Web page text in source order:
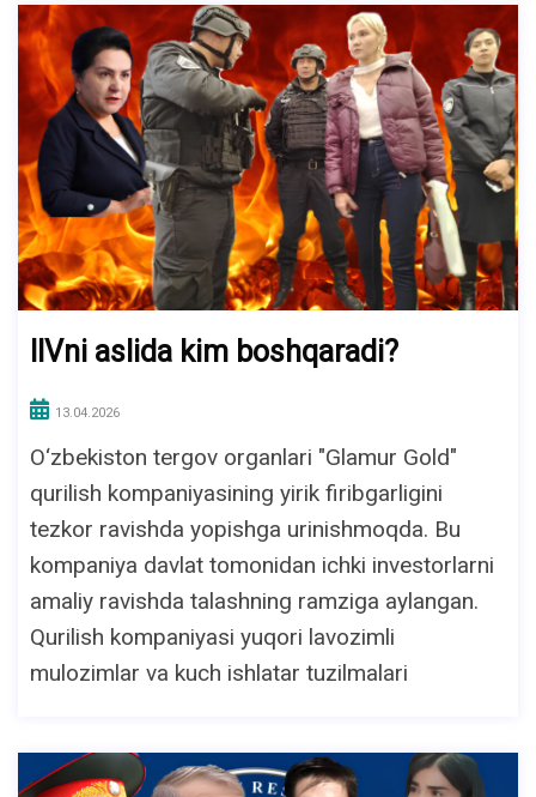
IIVni aslida kim boshqaradi?
13.04.2026
O‘zbekiston tergov organlari "Glamur Gold"
qurilish kompaniyasining yirik firibgarligini
tezkor ravishda yopishga urinishmoqda. Bu
kompaniya davlat tomonidan ichki investorlarni
amaliy ravishda talashning ramziga aylangan.
Qurilish kompaniyasi yuqori lavozimli
mulozimlar va kuch ishlatar tuzilmalari